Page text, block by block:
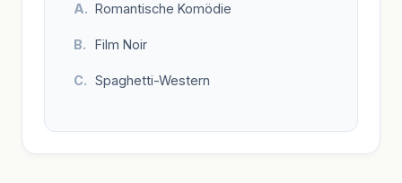
Romantische Komödie
Film Noir
Spaghetti-Western